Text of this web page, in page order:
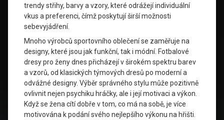
trendy střihy, barvy a vzory, které odrážejí individuální
vkus a preferenci, čímž poskytují širší možnosti
sebevyjádření.
Mnoho výrobců sportovního oblečení se zaměřuje na
designy, které jsou jak funkční, tak i módní. Fotbalové
dresy pro ženy dnes přicházejí v širokém spektru barev
a vzorů, od klasických týmových dresů po moderní a
odvážné designy. Výběr správného stylu může pozitivně
ovlivnit nejen psychiku hráčky, ale i její motivaci a výkon.
Když se žena cítí dobře v tom, co má na sobě, je více
motivována k podání svého nejlepšího výkonu na hřišti.